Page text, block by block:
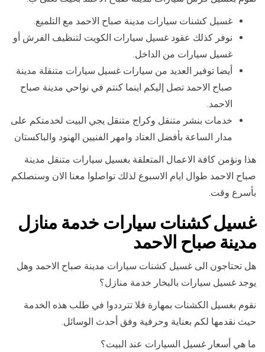
غسيل كشنات سيارات مدينة صباح الاحمد مع التلميع.
نوفر كذلك عقود غسيل سيارات الكويت لتنظيف الفرش أو
غسيل سيارات من الداخل.
أيضا توفير العديد من سيارات غسيل سيارات متنقلة مدينة
صباح الاحمد تصل إليكم اينما كنتم في نواحي مدينة صباح
الاحمد.
خدمات بنشر متنقل وكراج متنقل يجي البيت لخدمتكم على
مدار الساعة بأفضل العتاد وامهر الفنيين الهنود والباكستان
هذا ونؤمن كافة الاعمال المتعلقة بغسيل سيارات متنقل مدينة
صباح الاحمد طوال ايام الاسبوع لذلك تواصلوا معنا الان وسنصلكم
بأسرع وقت.
غسيل كشنات سيارات خدمة منازل
مدينة صباح الاحمد
هل تحتاجون الى غسيل كشنات سيارات مدينة صباح الاحمد وهل
يوجد غسيل سيارات بالبخار خدمة منازل؟
نقوم بغسيل الكشنات بمهارة فلا تترددوا في طلب هذه الخدمة
حيث نقدمها لكم بعناية وحرفية وفق أحدث الوسائل.
ما هي أسعار غسيل السيارات عند البيت؟